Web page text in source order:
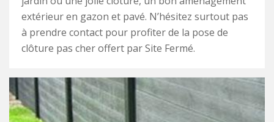
extérieur en gazon et pavé. N’hésitez surtout pas
à prendre contact pour profiter de la pose de
clôture pas cher offert par Site Fermé.